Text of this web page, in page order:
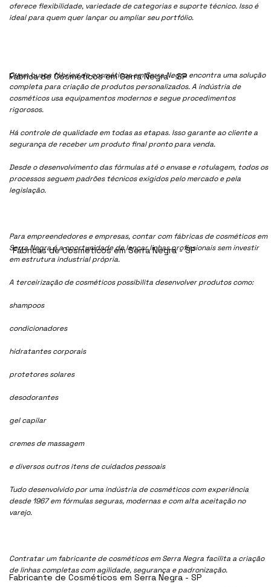
oferece flexibilidade, variedade de categorias e suporte técnico. Isso é
ideal para quem quer lançar ou ampliar seu portfólio.
Quem busca fábrica de cosméticos em Serra Negra encontra uma solução
completa para criação de produtos personalizados. A indústria de
cosméticos usa equipamentos modernos e segue procedimentos
rigorosos.
Há controle de qualidade em todas as etapas. Isso garante ao cliente a
segurança de receber um produto final pronto para venda.
Desde o desenvolvimento das fórmulas até o envase e rotulagem, todos os
processos seguem padrões técnicos exigidos pelo mercado e pela
legislação.
Para empreendedores e empresas, contar com fábricas de cosméticos em
Serra Negra é a oportunidade de lançar linhas profissionais sem investir
em estrutura industrial própria.
A terceirização de cosméticos possibilita desenvolver produtos como:
shampoos
condicionadores
hidratantes corporais
protetores solares
desodorantes
gel capilar
cremes de massagem
e diversos outros itens de cuidados pessoais
Tudo desenvolvido por uma indústria de cosméticos com experiência
desde 1967 em fórmulas seguras, modernas e com alta aceitação no
varejo.
Contratar um fabricante de cosméticos em Serra Negra facilita a criação
de linhas completas com agilidade, segurança e padronização.
Fábrica de Cosméticos em Serra Negra - SP
Fábricas de Cosméticos em Serra Negra - SP
Fabricante de Cosméticos em Serra Negra - SP